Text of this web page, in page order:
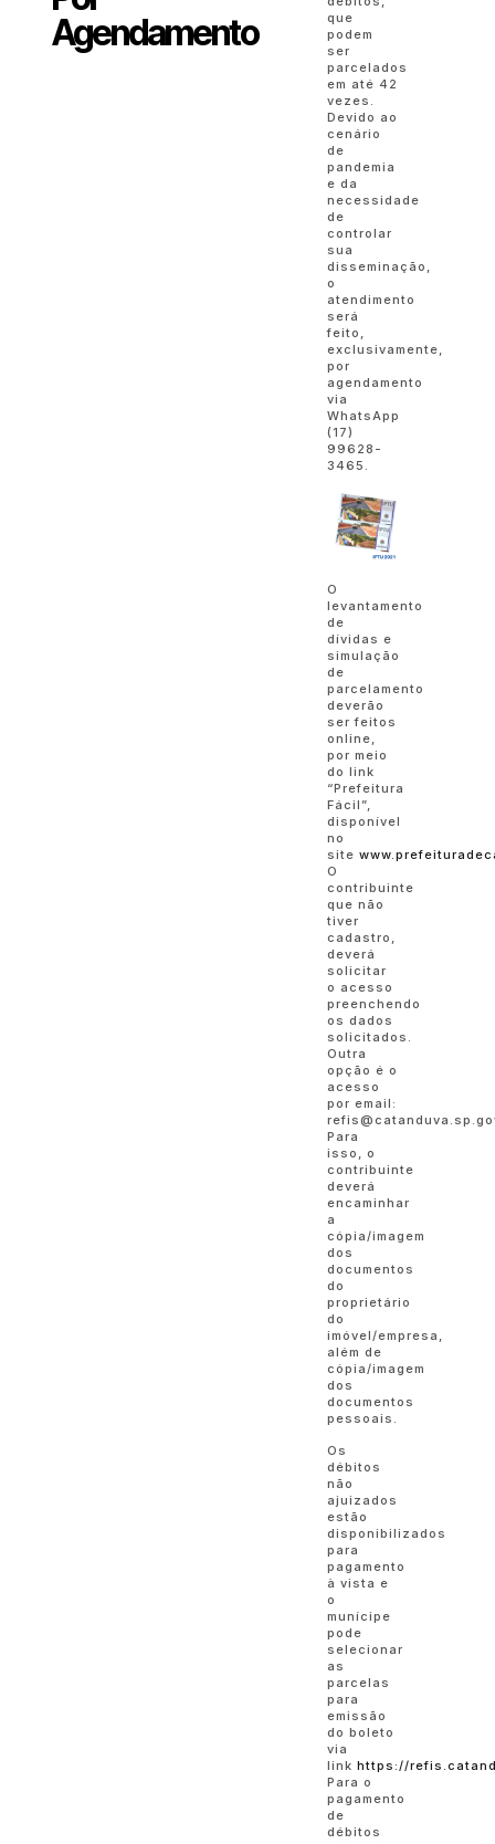
Agendamento
que
podem
ser
parcelados
em até 42
vezes.
Devido ao
cenário
de
pandemia
e da
necessidade
de
controlar
sua
disseminação,
o
atendimento
será
feito,
exclusivamente,
por
agendamento
via
WhatsApp
(17)
99628-
3465.
O
levantamento
de
dívidas e
simulação
de
parcelamento
deverão
ser feitos
online,
por meio
do link
“Prefeitura
Fácil”,
disponível
no
site
O
contribuinte
que não
tiver
cadastro,
deverá
solicitar
o acesso
preenchendo
os dados
solicitados.
Outra
opção é o
acesso
por email:
Para
isso, o
contribuinte
deverá
encaminhar
a
cópia/imagem
dos
documentos
do
proprietário
do
imóvel/empresa,
além de
cópia/imagem
dos
documentos
pessoais.
Os
débitos
não
ajuizados
estão
disponibilizados
para
pagamento
à vista e
o
munícipe
pode
selecionar
as
parcelas
para
emissão
do boleto
via
link https://
Para o
pagamento
de
débitos